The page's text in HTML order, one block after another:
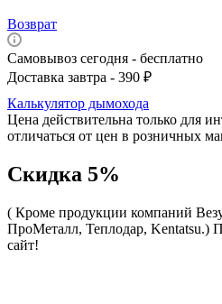
Возврат
Самовывоз сегодня - бесплатно
Доставка завтра - 390 ₽
Калькулятор дымохода
Цена действительна только для
отличаться от цен в розничных
Скидка 5%
( Кроме продукции компаний
ПроМеталл, Теплодар, Kentatsu.)
сайт!